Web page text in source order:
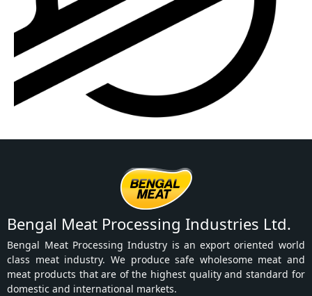
Bengal Meat Processing Industries Ltd.
Bengal Meat Processing Industry is an export oriented world
class meat industry. We produce safe wholesome meat and
meat products that are of the highest quality and standard for
domestic and international markets.